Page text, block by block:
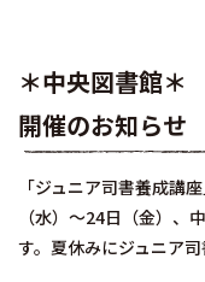
＊中央図書館＊
開催のお知ら
「ジュニア司書養成講
（水）～24日（金）、
す。夏休みにジュニア